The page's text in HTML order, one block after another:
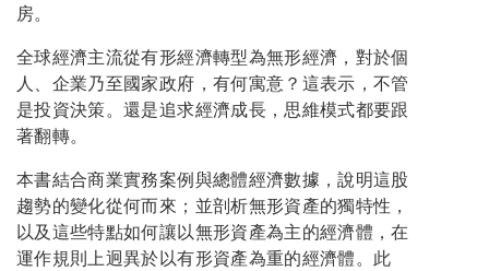
房。
全球經濟主流從有形經濟轉型為無形經濟，對於個
人、企業乃至國家政府，有何寓意？這表示，不管
是投資決策。還是追求經濟成長，思維模式都要跟
著翻轉。
本書結合商業實務案例與總體經濟數據，說明這股
趨勢的變化從何而來；並剖析無形資產的獨特性，
以及這些特點如何讓以無形資產為主的經濟體，在
運作規則上迥異於以有形資產為重的經濟體。此